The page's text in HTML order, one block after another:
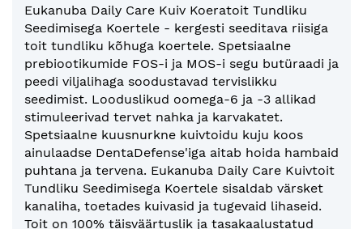
Eukanuba Daily Care Kuiv Koeratoit Tundliku
Seedimisega Koertele - kergesti seeditava riisiga
toit tundliku kõhuga koertele. Spetsiaalne
prebiootikumide FOS-i ja MOS-i segu butüraadi ja
peedi viljalihaga soodustavad tervislikku
seedimist. Looduslikud oomega-6 ja -3 allikad
stimuleerivad tervet nahka ja karvakatet.
Spetsiaalne kuusnurkne kuivtoidu kuju koos
ainulaadse DentaDefense'iga aitab hoida hambaid
puhtana ja tervena. Eukanuba Daily Care Kuivtoit
Tundliku Seedimisega Koertele sisaldab värsket
kanaliha, toetades kuivasid ja tugevaid lihaseid.
Toit on 100% täisväärtuslik ja tasakaalustatud